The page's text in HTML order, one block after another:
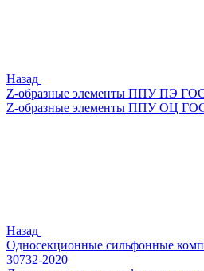
Назад
Z-образные элементы ППУ ПЭ
Z-образные элементы ППУ ОЦ
Назад
Односекционные сильфонные
30732-2020